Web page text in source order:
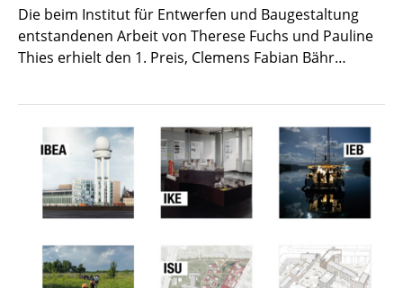
Die beim Institut für Entwerfen und Baugestaltung
entstandenen Arbeit von Therese Fuchs und Pauline
Thies erhielt den 1. Preis, Clemens Fabian Bähr…